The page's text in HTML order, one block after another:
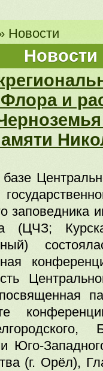
Новости
Новости
и
заповедника
(ЦЧЗ;
Юго-
(г. Орёл),